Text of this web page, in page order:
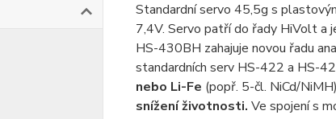
Standardní servo 45,5g s
7,4V. Servo patří do řady HiVolt a
HS-430BH zahajuje novou řadu
standardních serv HS-422 a HS-
nebo Li-Fe (popř. 5-čl. NiCd/
snížení životnosti. Ve spojení s